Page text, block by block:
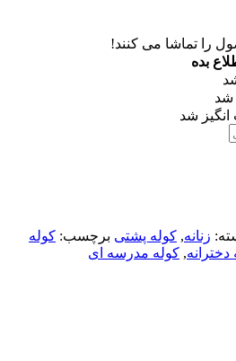
را تماشا می کنند!
بده
شد
شد
زنانه, کوله پشتی برچسب: کوله
دخترانه, کوله مدرسه ای